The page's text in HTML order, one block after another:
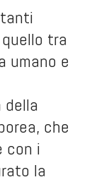
tra
umano e
della
che
con i
la